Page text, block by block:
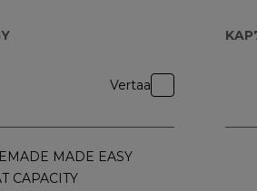
Vertaa
MADE EASY
CAPACITY